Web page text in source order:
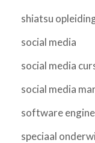
shiatsu
social media
social media
social media
software
speciaal